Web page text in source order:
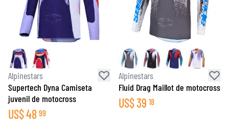
Alpinestars
Supertech Dyna Camiseta
juvenil de motocross
US$48 99
Alpinestars
Fluid Drag Maillot de motocross
US$39 18